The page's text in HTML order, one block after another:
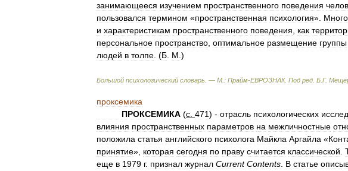
занимающееся изучением пространственного поведения
пользовался термином «пространственная психология». Много
и характеристикам пространственного поведения как
персональное пространство оптимальное размещение группы
людей в толпе . (Б М .)
Большой психологический словарь . — М : Прайм-ЕВРОЗНАК. Под ред Б Г.
проксемика
ПРОКСЕМИКА (с 471) - отрасль психологических
влияния пространственных параметров на межличностные
положила статья английского психолога Майкла Аргайла «
принятие», которая сегодня по праву считается классической
еще в 1979 г. признал журнал Current Contents В статье